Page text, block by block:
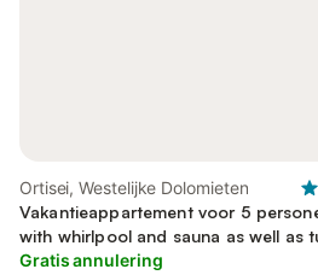
Ortisei, Westelijke Dolomieten
Vakantieappartement voor 5
with whirlpool and sauna as well as
Gratis annulering